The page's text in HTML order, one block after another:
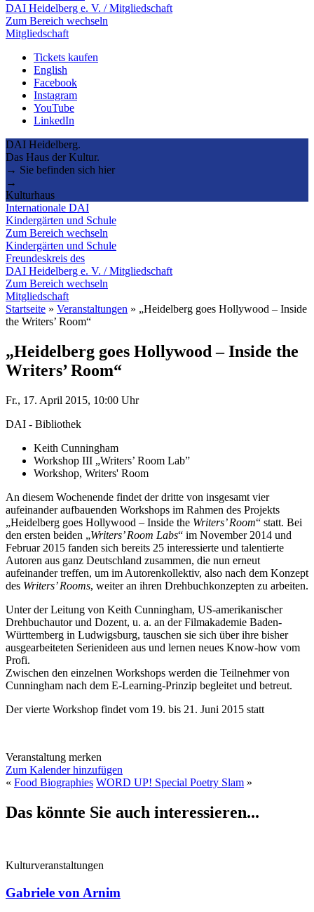
DAI Heidelberg e. V. / Mitgliedschaft
Zum Bereich wechseln
Mitgliedschaft
Tickets kaufen
English
Facebook
Instagram
YouTube
LinkedIn
DAI Heidelberg.
Das Haus der Kultur.
→ Sie befinden sich hier
→
Kulturhaus
Internationale DAI
Kindergärten und Schule
Zum Bereich wechseln
Kindergärten und Schule
Freundeskreis des
DAI Heidelberg e. V. / Mitgliedschaft
Zum Bereich wechseln
Mitgliedschaft
Startseite » Veranstaltungen » „Heidelberg goes Hollywood – Inside
the Writers’ Room“
„Heidelberg goes Hollywood – Inside the
Writers’ Room“
Fr., 17. April 2015, 10:00 Uhr
DAI - Bibliothek
Keith Cunningham
Workshop III „Writers’ Room Lab”
Workshop, Writers' Room
An diesem Wochenende findet der dritte von insgesamt vier
aufeinander aufbauenden Workshops im Rahmen des Projekts
„Heidelberg goes Hollywood – Inside the Writers’ Room“ statt. Bei
den ersten beiden „Writers’ Room Labs“ im November 2014 und
Februar 2015 fanden sich bereits 25 interessierte und talentierte
Autoren aus ganz Deutschland zusammen, die nun erneut
aufeinander treffen, um im Autorenkollektiv, also nach dem Konzept
des Writers’ Rooms, weiter an ihren Drehbuchkonzepten zu arbeiten.
Unter der Leitung von Keith Cunningham, US-amerikanischer
Drehbuchautor und Dozent, u. a. an der Filmakademie Baden-
Württemberg in Ludwigsburg, tauschen sie sich über ihre bisher
ausgearbeiteten Serienideen aus und lernen neues Know-how vom
Profi.
Zwischen den einzelnen Workshops werden die Teilnehmer von
Cunningham nach dem E-Learning-Prinzip begleitet und betreut.
Der vierte Workshop findet vom 19. bis 21. Juni 2015 statt
Veranstaltung merken
Zum Kalender hinzufügen
« Food Biographies WORD UP! Special Poetry Slam »
Das könnte Sie auch interessieren...
Kulturveranstaltungen
Gabriele von Arnim